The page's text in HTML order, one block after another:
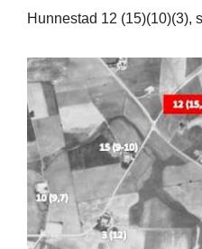
Hunnestad 12 (15)(10)(3),